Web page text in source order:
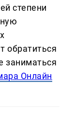
степени
обратиться
заниматься
Онлайн